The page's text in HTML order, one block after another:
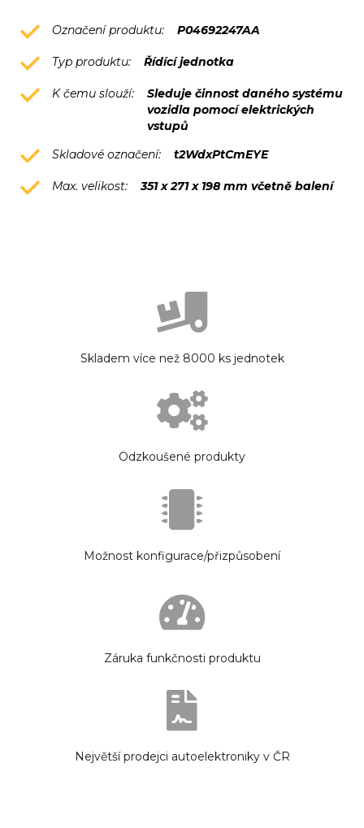
Označení produktu: P04692247AA
Typ produktu: Řídící jednotka
K čemu slouží:
Sleduje činnost daného systému
vozidla pomocí elektrických
vstupů
Skladové označení:
t2WdxPtCmEYE
Max. velikost: 351 x 271 x 198 mm včetně balení
Skladem více než 8000 ks jednotek
Odzkoušené produkty
Možnost konfigurace/přizpůsobení
Záruka funkčnosti produktu
Největší prodejci autoelektroniky v ČR